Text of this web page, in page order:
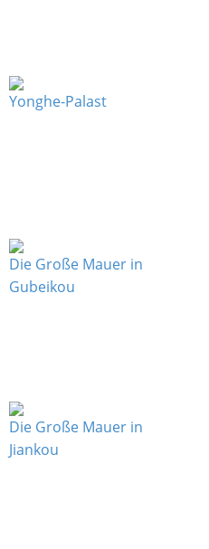
Yonghe-Palast
Die Große Mauer in
Gubeikou
Die Große Mauer in
Jiankou